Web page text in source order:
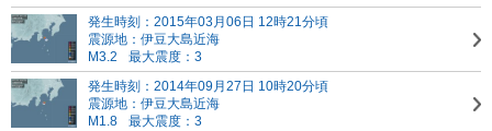
発生時刻：2015年03月06日 12時21分頃
震源地：伊豆大島近海
M3.2
最大震度：3
発生時刻：2014年09月27日 10時20分頃
震源地：伊豆大島近海
M1.8
最大震度：3